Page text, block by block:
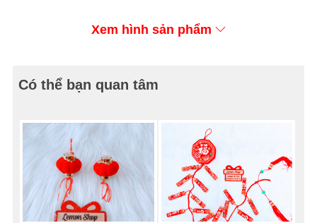
Xem hình sản phẩm
Có thể bạn quan tâm